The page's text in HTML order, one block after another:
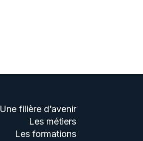
Une filière d’avenir
Les métiers
Les formations